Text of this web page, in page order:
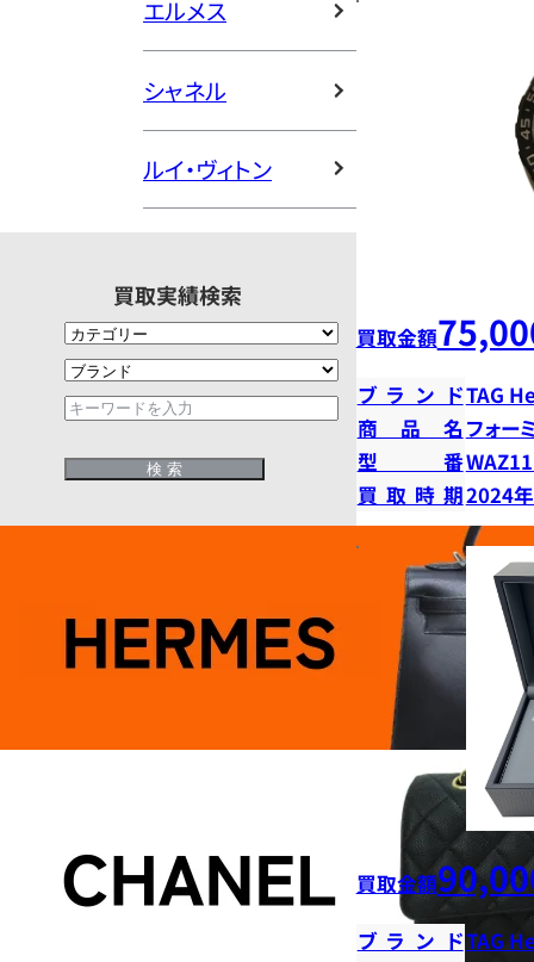
エルメス
シャネル
ルイ・ヴィトン
買取実績検索
買取金額
ブランドTAG
商品名 フォー
型番
買取時期2024
買取金額
ブランドTAG